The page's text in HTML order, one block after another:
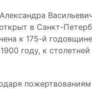
в Санкт-
к 175-й
году, к